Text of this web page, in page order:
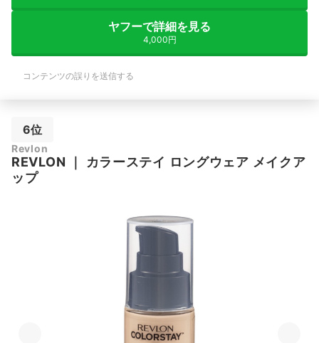
ヤフーで詳細を見る
4,000円
コンテンツの誤りを送信する
6位
Revlon
REVLON ｜
カラーステイ ロングウェア メイクア
ップ